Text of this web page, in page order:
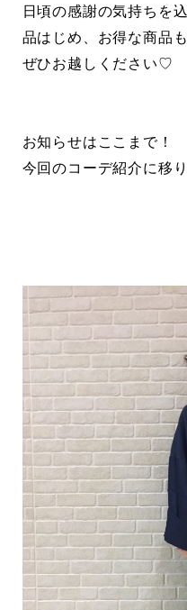
日頃の感謝の気持ちを
品はじめ、お得な商品
ぜひお越しください♡
お知らせはここまで！
今回のコーデ紹介に移